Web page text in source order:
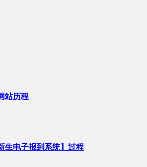
站历程
生电子报到系统】过程